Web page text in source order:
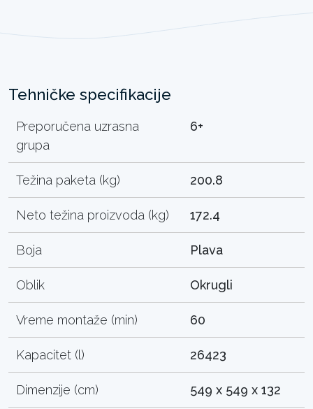
Tehničke specifikacije
Preporučena uzrasna
grupa
6+
Težina paketa (kg) 200.8
Neto težina proizvoda (kg) 172.4
Boja Plava
Oblik Okrugli
Vreme montaže (min) 60
Kapacitet (l) 26423
Dimenzije (cm) 549 x 549 x 132